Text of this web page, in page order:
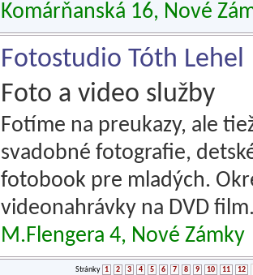
Komárňanská 16, Nové
Fotostudio Tóth Lehel
Foto a video služby
Fotíme na preukazy, ale
svadobné fotografie,
fotobook pre mladých.
videonahrávky na DVD
M.Flengera 4, Nové Zámky
Stránky 1 2 3 4 5 6 7 8 9 10 11 12